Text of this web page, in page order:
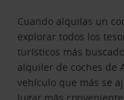
Cuando alquilas un
explorar todos los
turísticos más
alquiler de coches de
vehículo que más se
lugar más